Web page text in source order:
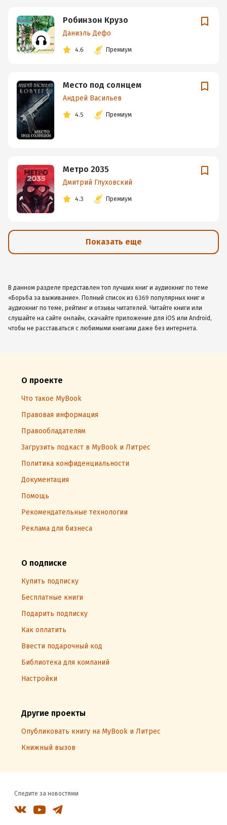
Робинзон Крузо
Даниэль Дефо
4.6 Премиум
Место под солнцем
Андрей Васильев
4.5 Премиум
Метро 2035
Дмитрий Глуховский
4.3 Премиум
Показать еще
В данном разделе представлен топ лучших книг и аудиокниг по теме
«Борьба за выживание». Полный список из 6369 популярных книг и
аудиокниг по теме, рейтинг и отзывы читателей. Читайте книги или
слушайте на сайте онлайн, скачайте приложение для iOS или Android,
чтобы не расставаться с любимыми книгами даже без интернета.
О проекте
Что такое MyBook
Правовая информация
Правообладателям
Загрузить подкаст в MyBook и Литрес
Политика конфиденциальности
Документация
Помощь
Рекомендательные технологии
Реклама для бизнеса
О подписке
Купить подписку
Бесплатные книги
Подарить подписку
Как оплатить
Ввести подарочный код
Библиотека для компаний
Настройки
Другие проекты
Опубликовать книгу на MyBook и Литрес
Книжный вызов
Следите за новостями